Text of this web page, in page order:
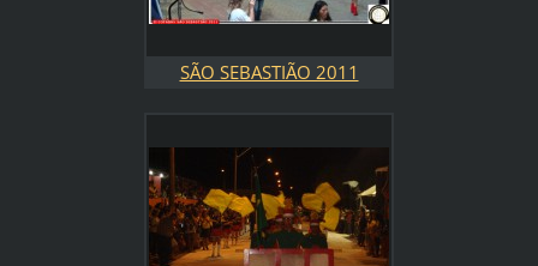
SÃO SEBASTIÃO 2011